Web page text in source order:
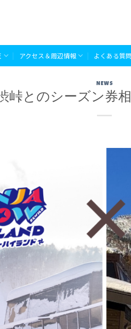
アクセス＆周辺情報 よくある質
NEWS
峠とのシーズン券